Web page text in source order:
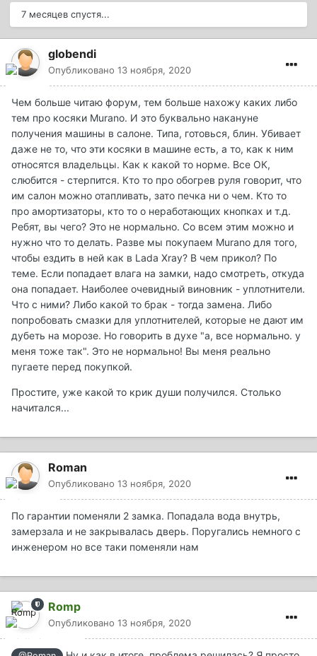
7 месяцев спустя...
globendi
Опубликовано 13 ноября, 2020
Чем больше читаю форум, тем больше нахожу каких либо
тем про косяки Murano. И это буквально накануне
получения машины в салоне. Типа, готовься, блин. Убивает
даже не то, что эти косяки в машине есть, а то, как к ним
относятся владельцы. Как к какой то норме. Все ОК,
слюбится - стерпится. Кто то про обогрев руля говорит, что
им салон можно отапливать, зато печка ни о чем. Кто то
про амортизаторы, кто то о неработающих кнопках и т.д.
Ребят, вы чего? Это не нормально. Со всем этим можно и
нужно что то делать. Разве мы покупаем Murano для того,
чтобы ездить в ней как в Lada Xray? В чем прикол? По
теме. Если попадает влага на замки, надо смотреть, откуда
она попадает. Наиболее очевидный виновник - уплотнители.
Что с ними? Либо какой то брак - тогда замена. Либо
попробовать смазки для уплотнителей, которые не дают им
дубеть на морозе. Но говорить в духе "а, все нормально. у
меня тоже так". Это не нормально! Вы меня реально
пугаете перед покупкой.
Простите, уже какой то крик души получился. Столько
начитался...
Roman
Опубликовано 13 ноября, 2020
По гарантии поменяли 2 замка. Попадала вода внутрь,
замерзала и не закрывалась дверь. Поругались немного с
инженером но все таки поменяли нам
Romp
Опубликовано 13 ноября, 2020